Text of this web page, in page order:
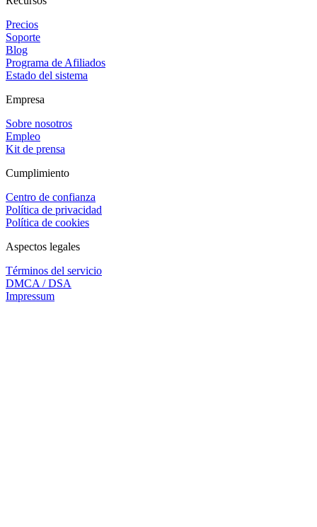
Precios
Soporte
Blog
Programa de Afiliados
Estado del sistema
Empresa
Sobre nosotros
Empleo
Kit de prensa
Cumplimiento
Centro de confianza
Política de privacidad
Política de cookies
Aspectos legales
Términos del servicio
DMCA / DSA
Impressum